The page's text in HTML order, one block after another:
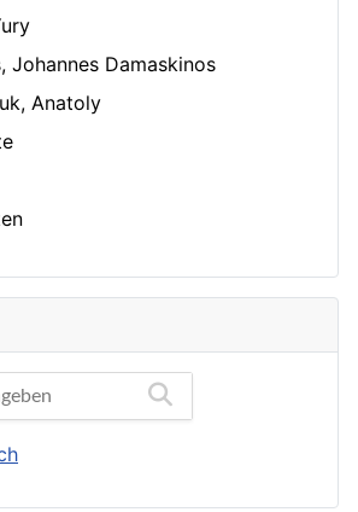
Johannes Damaskinos
Anatoly
Kirche
Kirche im Ausland
(Viten)
und autonome Kirchen
Ehe
und Nachrichten